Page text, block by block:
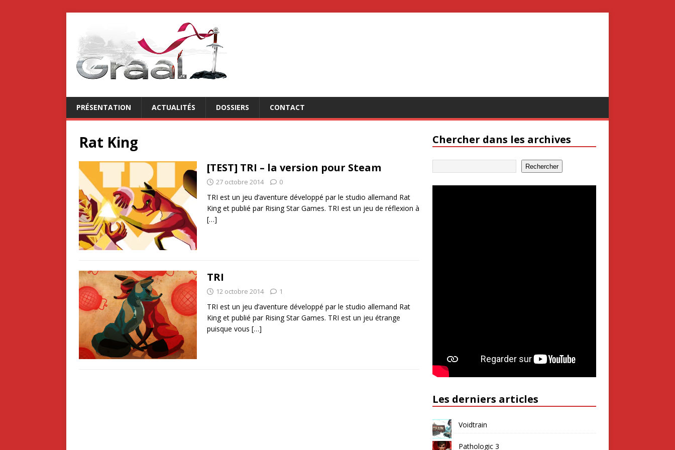
PRÉSENTATION ACTUALITÉS DOSSIERS CONTACT
Rat King
[TEST] TRI – la version pour Steam
27 octobre 2014 0
TRI est un jeu d’aventure développé par le studio allemand Rat
King et publié par Rising Star Games. TRI est un jeu de réflexion à
[…]
TRI
12 octobre 2014 1
TRI est un jeu d’aventure développé par le studio allemand Rat
King et publié par Rising Star Games. TRI est un jeu étrange
puisque vous […]
Chercher dans les archives
Rechercher
Les derniers articles
Voidtrain
Pathologic 3